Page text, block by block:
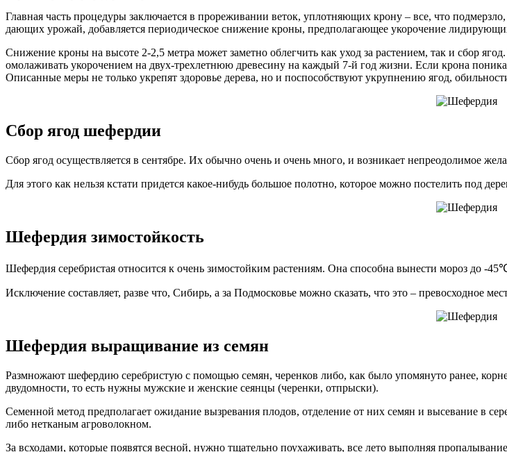
Главная часть процедуры заключается в прореживании веток, уплотняющих крону – все, что
дающих урожай, добавляется периодическое снижение кроны, предполагающее укорочение
Снижение кроны на высоте 2-2,5 метра может заметно облегчить как уход за растением, так и сбор
омолаживать укорочением на двух-трехлетнюю древесину на каждый 7-й год жизни. Если крона
Описанные меры не только укрепят здоровье дерева, но и поспособствуют укрупнению ягод,
Сбор ягод шефердии
Сбор ягод осуществляется в сентябре. Их обычно очень и очень много, и возникает непреодолимое
Для этого как нельзя кстати придется какое-нибудь большое полотно, которое можно постелить под
Шефердия зимостойкость
Шефердия серебристая относится к очень зимостойким растениям. Она способна вынести мороз до -
Исключение составляет, разве что, Сибирь, а за Подмосковье можно сказать, что это – превосходное
Шефердия выращивание из семян
Размножают шефердию серебристую с помощью семян, черенков либо, как было упомянуто ранее,
двудомности, то есть нужны мужские и женские сеянцы (черенки, отпрыски).
Семенной метод предполагает ожидание вызревания плодов, отделение от них семян и высевание в
либо нетканым агроволокном.
За всходами, которые появятся весной, нужно тщательно поухаживать, все лето выполняя